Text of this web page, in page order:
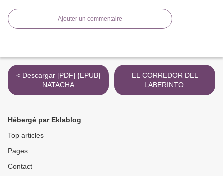
Ajouter un commentaire
< Descargar [PDF] {EPUB}
NATACHA
EL CORREDOR DEL
LABERINTO:
INFORMACION
Hébergé par Eklablog
Top articles
Pages
Contact